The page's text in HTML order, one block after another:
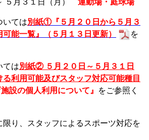
５月３１日（月） 運動場・庭球場
いては別紙①『５月２０日から５ 月３
能一覧』（５月１３日更新）
を
ては別紙② ５月２０日～５月３１日
利用可能及びスタッフ対応可能種目
施設の個人利用について』
をご参照く
り、スタッフによるスポーツ対応を